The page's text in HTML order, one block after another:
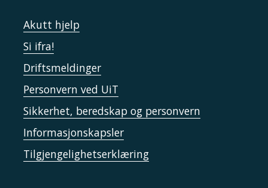
Akutt hjelp
Si ifra!
Driftsmeldinger
Personvern ved UiT
Sikkerhet, beredskap og personvern
Informasjonskapsler
Tilgjengelighetserklæring